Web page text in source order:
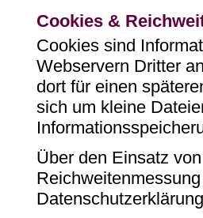
Cookies &
Cookies sind
Webservern Dritter
dort für einen
sich um kleine
Über den Einsatz